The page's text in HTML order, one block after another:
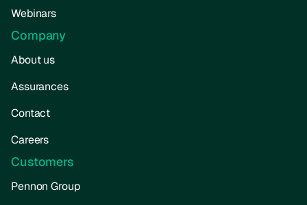
Webinars
Company
About us
Assurances
Contact
Careers
Customers
Pennon Group